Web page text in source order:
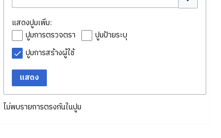
สลับตัวเลือก
แสดงปูมเพิ่ม:
ปูมการตรวจตรา
ปูมป้ายระบุ
ปูมการสร้างผู้ใช้
แสดง
ไม่พบรายการตรงกันในปูม